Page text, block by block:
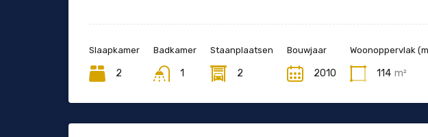
Slaapkamer
2
Badkamer
1
Staanplaatsen
2
Bouwjaar
2010
Woonoppervlak
114 m²